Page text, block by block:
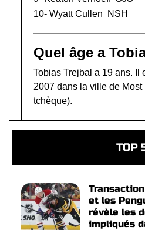
10- Wyatt Cullen NSH
Quel âge a
Tobias Trejbal a 19 ans. Il
2007 dans la ville de
tchèque).
TOP
et les
révèle les
impliqués